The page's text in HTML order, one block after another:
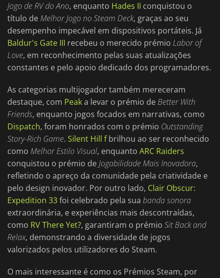
Jogo de RV do Ano, enquanto Hades II conquistou o
título deMelhor Jogo no Steam Deck, graças ao seu
desempenho impecável em dispositivos portáteis. Já
Baldur's Gate III recebeu o merecido prémio Labor of
Love, em reconhecimento pelas suas atualizações
constantes e pelo apoio dedicado dos programadores.
As categorias multijogador também mereceram
destaque, com Peaka levar o prémio deBetter With
Friends, enquanto jogos focados em narrativas, como
Dispatch, foram honrados com o prémio Outstanding
Story-Rich Game. Silent Hill fbrilhou ao ser reconhecido
como Melhor Estilo Visual, enquanto ARC Raiders
conquistou o prémio de Jogabilidade Mais Inovadora,
refletindo o apreço da comunidade pela criatividade e
pelo design inovador. Por outro lado, Clair Obscur:
Expedition 33foi celebrado pela sua banda sonora
extraordinária, e experiências mais descontraídas,
como RV There Yet?, garantiram o prémio Sit Back and
Relax, demonstrando a diversidade de jogos
valorizados pelos utilizadores do Steam.
O mais interessante é como os Prémios Steam, por